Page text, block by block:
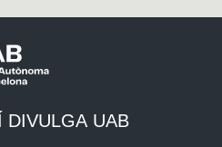
DIVULGA UAB